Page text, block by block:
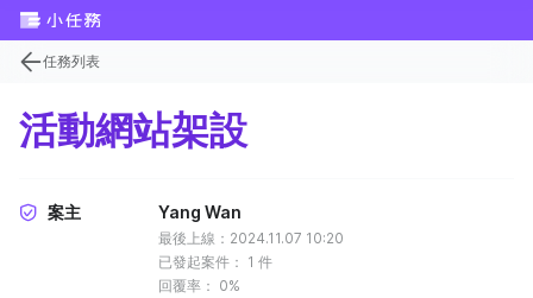
任務列表
活動網站架設
案主 Yang Wan
最後上線：2024.11.07 10:20
已發起案件： 1 件
回覆率： 0%